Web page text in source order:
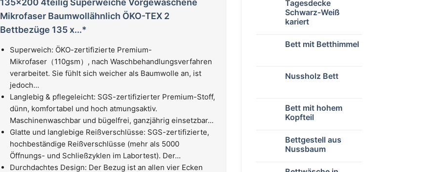
Mikrofaser Baumwollähnlich ÖKO-TEX 2
Bettbezüge 135 x...*
Superweich: ÖKO-zertifizierte Premium-
Mikrofaser（110gsm）, nach Waschbehandlungsverfahren
verarbeitet. Sie fühlt sich weicher als Baumwolle an, ist
jedoch...
Langlebig & pflegeleicht: SGS-zertifizierter Premium-Stoff,
dünn, komfortabel und hoch atmungsaktiv.
Maschinenwaschbar und bügelfrei, ganzjährig einsetzbar...
Glatte und langlebige Reißverschlüsse: SGS-zertifizierte,
hochbeständige Reißverschlüsse (mehr als 5000
Öffnungs- und Schließzyklen im Labortest). Der...
Durchdachtes Design: Der Bezug ist an allen vier Ecken
Tagesdecke
Schwarz-Weiß
kariert
Bett mit Betthimmel
Nussholz Bett
Bett mit hohem
Kopfteil
Bettgestell aus
Nussbaum